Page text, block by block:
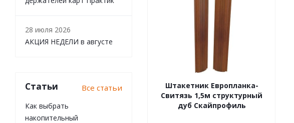
Штакетник Европланка-
Свитязь 1,5м структурный
дуб Скайпрофиль
28 июля 2026
АКЦИЯ НЕДЕЛИ в августе
Статьи Все статьи
Как выбрать
накопительный